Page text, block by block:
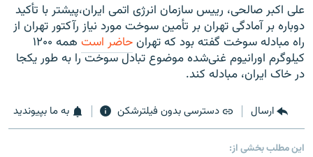
علی اکبر صالحی، رييس سازمان انرژی اتمی ايران،پیشتر با تأکيد
دوباره بر آمادگی تهران بر تأمين سوخت مورد نياز رآکتور تهران از
راه مبادله سوخت گفته بود که تهرانحاضر است
همه ۱۲۰۰
کيلوگرم اورانيوم غنی‌شده موضوع تبادل سوخت را به طور يکجا
در خاک ايران، مبادله کند.
ارسال دسترسی بدون فیلترشکن به ما بپیوندید
این مطلب بخشی از: